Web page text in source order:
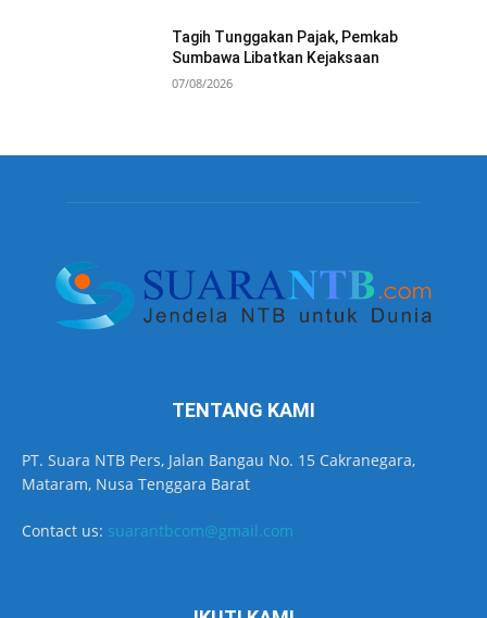
Tagih Tunggakan Pajak, Pemkab
Sumbawa Libatkan Kejaksaan
07/08/2026
TENTANG KAMI
PT. Suara NTB Pers, Jalan Bangau No. 15 Cakranegara,
Mataram, Nusa Tenggara Barat
Contact us: suarantbcom@gmail.com